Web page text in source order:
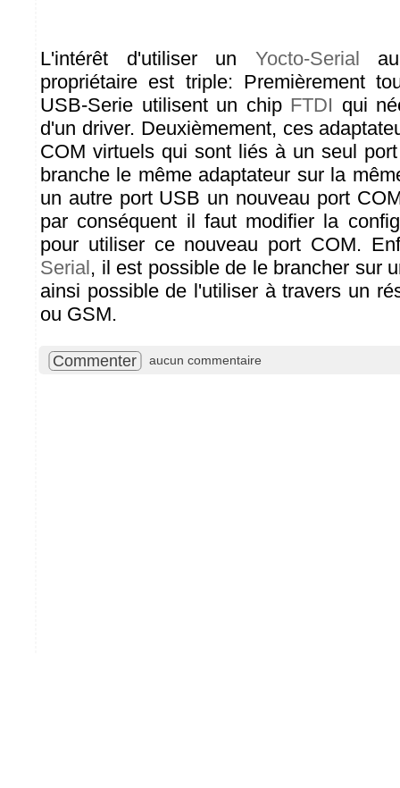
L'intérêt d'utiliser un Yocto-Serial
propriétaire est triple: Premièrement
USB-Serie utilisent un chip FTDI qui
d'un driver. Deuxièmement, ces
COM virtuels qui sont liés à un seul
branche le même adaptateur sur la
un autre port USB un nouveau port
par conséquent il faut modifier la
pour utiliser ce nouveau port COM.
Serial, il est possible de le brancher sur
ainsi possible de l'utiliser à travers un
ou GSM.
Commenter aucun commentaire